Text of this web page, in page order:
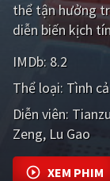
Âu - Mỹ
Hàn Quốc
Ấn Độ
Tổng hợp
CẬP NHẬT
thể tận hưởng
diễn biến kịch
IMDb: 8.2
Thể loại: Tình
Diễn viên:
Zeng Lu Gao
XEM PHIM